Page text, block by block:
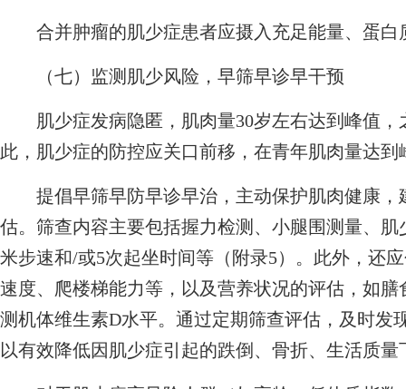
合并肿瘤的肌少症患者应摄入充足能量、蛋白
（七）监测肌少风险，早筛早诊早干预
肌少症发病隐匿，肌肉量30岁左右达到峰值，
此，肌少症的防控应关口前移，在青年肌肉量达
提倡早筛早防早诊早治，主动保护肌肉健康，
估。筛查内容主要包括握力检测、小腿围测量、肌
米步速和/或5次起坐时间等（附录5）。此外，还
速度、爬楼梯能力等，以及营养状况的评估，如
测机体维生素D水平。通过定期筛查评估，及时发
以有效降低因肌少症引起的跌倒、骨折、生活质量